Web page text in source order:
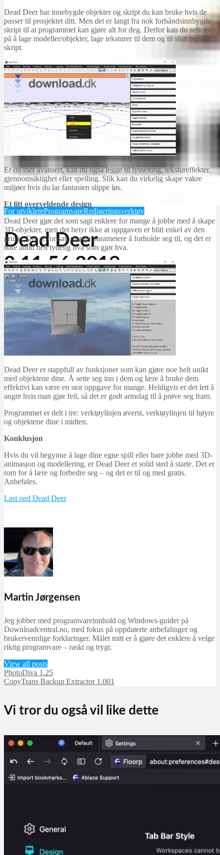
For utviklereProgramvareRedigeringsverktøy
Dead Deer
3.11.56.2019
Martin Jørgensen
september 23, 2025
Dead Deer har innebygde objekter og skript du kan bruke hvis de
passer til prosjektet ditt. Men det er langt fra nok forhåndsinnbygde
skript til at programmet kan gjøre alt for deg. Derfor kan du selv øve
på å lage modeller/objekter, lage teksturer til dem og til slutt også et
skript.
Er du mer avansert, kan du også legge til lyssetting, tekstureffekter,
gjennomsiktighet eller speiling. Slik kan du virkelig skape vakre
miljøer hvis du lar fantasien slippe løs.
Et litt overveldende design
Dead Deer gjør det som sagt enklere for mange å jobbe med å skape
3D-objekter, men det betyr ikke at oppgaven er blitt enkel av den
grunn. Det er fortsatt mange parametere å forholde seg til, og det er
ikke alltid helt tydelig hva som gjør hva.
Dead Deer er stappfull av funksjoner som kan gjøre noe helt unikt
med objektene dine. Å sette seg inn i dem og lære å bruke dem
effektivt kan være en stor oppgave for mange. Heldigvis er det lett å
angre hvis man gjør feil, så det er godt armslag til å prøve seg fram.
Programmet er delt i tre: verktøylinjen øverst, verktøylinjen til høyre
og objektene dine i midten.
Konklusjon
Hvis du vil begynne å lage dine egne spill eller bare jobbe med 3D-
animasjon og modellering, er Dead Deer et solid sted å starte. Det er
rom for å lære og forbedre seg – og det er til og med gratis.
Anbefales.
Last ned Dead Deer
Martin Jørgensen
Jeg jobber med programvareinnhold og Windows-guider på
Downloadcentral.no, med fokus på oppdaterte anbefalinger og
brukervennlige forklaringer. Målet mitt er å gjøre det enklere å velge
riktig programvare – raskt og trygt.
View all posts
PhotoDiva 1.25
CopyTrans Backup Extractor 1.001
Vi tror du også vil like dette